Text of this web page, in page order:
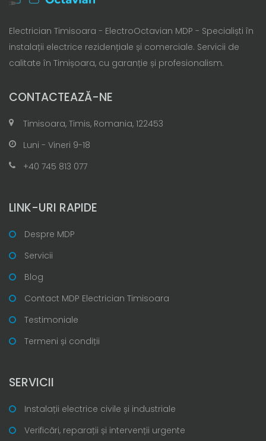
Electrician Timisoara - ElectroOctavian MDP - Specialiști în
instalații electrice rezidențiale și comerciale. Servicii de
calitate în Timișoara, cu garanție și profesionalism.
CONTACTEAZĂ-NE
Timisoara, Timis, Romania, 122453
Luni - Vineri 9-18
+40 745 813 077
LINK-URI RAPIDE
Despre MDP
Servicii
Blog
Contact MDP Electrician Timisoara
Testimoniale
Termeni și condiții
SERVICII
Instalații electrice civile și industriale
Verificări, reparații și intervenții urgente